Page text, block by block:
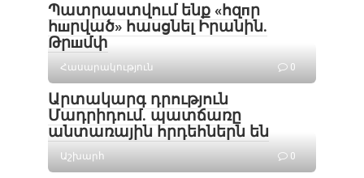
Պատրաստվում ենք «հզпր
հшրված» հասցնել Իրանին.
Թրшմփ
Հասարակություն 0
Արտակարգ դրություն
Մադրիդում. պատճառը
անտառային հրդեհներն են
Աշխարհ 0